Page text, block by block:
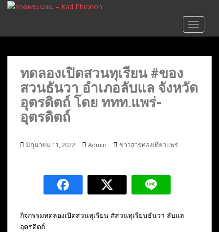
p
ทดลองเปิดสวนทุเรียน #ของ
สวนธันวา อำเภอลับแล จังหวัด
อุตรดิตถ์ โดย ททท.แพร่-
อุตรดิตถ์
มิถุนายน 11, 2022 Admin ข่าวสารท่องเที่ยวแพร่
กิจกรรมทดลองเปิดสวนทุเรียน #สวนทุเรียนธันวา ลับแล
อุตรดิตถ์